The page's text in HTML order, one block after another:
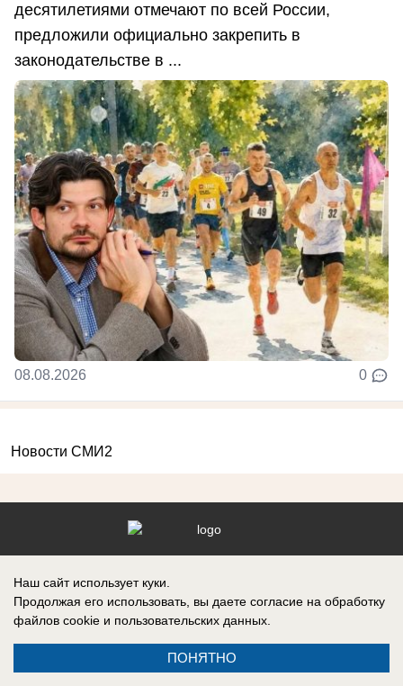
десятилетиями отмечают по всей России,
предложили официально закрепить в
законодательстве в ...
08.08.2026 0
Новости СМИ2
Контакты
Наш сайт использует куки.
Продолжая его использовать, вы даете согласие на обработку
файлов cookie и пользовательских данных.
ПОНЯТНО